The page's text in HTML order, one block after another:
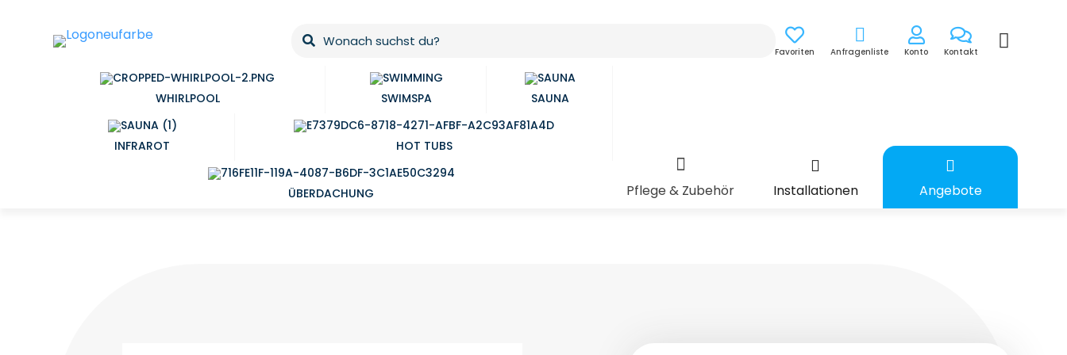
Favoriten Anfragenliste Konto Kontakt
WHIRLPOOL SWIMSPA SAUNA
INFRAROT HOT TUBS
ÜBERDACHUNG Pflege & Zubehör Installationen Angebote